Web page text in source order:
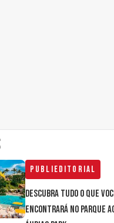
Publieditorial
Descubra tudo o que
encontrará no parque